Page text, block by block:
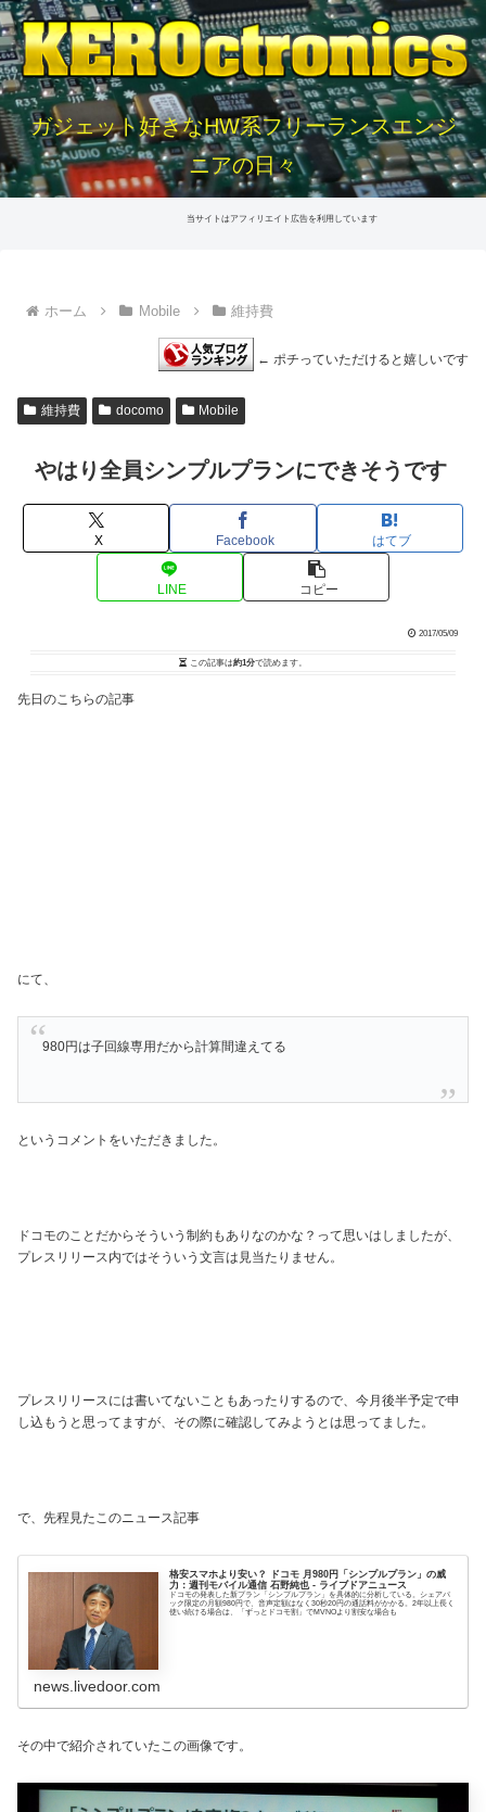
ガジェット好きなHW系フリーランスエンジ
ニアの日々
当サイトはアフィリエイト広告を利用しています
ホーム Mobile 維持費
← ポチっていただけると嬉しいです
維持費 docomo Mobile
やはり全員シンプルプランにできそうです
X Facebook はてブ
LINE コピー
2017/05/09
この記事は約1分で読めます。
先日のこちらの記事
にて、
980円は子回線専用だから計算間違えてる
というコメントをいただきました。
ドコモのことだからそういう制約もありなのかな？って思いはしましたが、
プレスリリース内ではそういう文言は見当たりません。
プレスリリースには書いてないこともあったりするので、今月後半予定で申
し込もうと思ってますが、その際に確認してみようとは思ってました。
で、先程見たこのニュース記事
格安スマホより安い？ ドコモ 月980円「シンプルプラン」の威
力：週刊モバイル通信 石野純也 - ライブドアニュース
ドコモの発表した新プラン「シンプルプラン」を具体的に分析している。シェアパ
ック限定の月額980円で、音声定額はなく30秒20円の通話料がかかる。2年以上長く
使い続ける場合は、「ずっとドコモ割」でMVNOより割安な場合も
news.livedoor.com
その中で紹介されていたこの画像です。